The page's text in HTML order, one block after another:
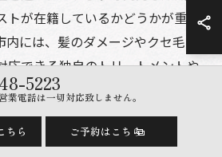
トが在籍しているかどうかが重要
には、髪のダメージやクセ毛、
応できる独自のトリートメントや
揃えた美容室が増えています。こ
ットやカラーだけでなく、髪質改
ることで、おしゃれな仕上がりと
5223
業電話は一切対応致しません。
ちら ご予約はこちら